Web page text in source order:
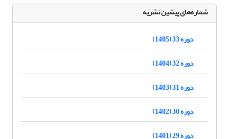
شماره‌های پیشین نشریه
دوره 33 (1405)
دوره 32 (1404)
دوره 31 (1403)
دوره 30 (1402)
دوره 29 (1401)